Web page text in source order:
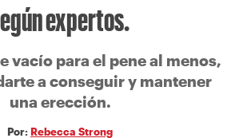
expertos.
vacío para el pene al menos,
a conseguir y mantener
una erección.
Por: Rebecca Strong